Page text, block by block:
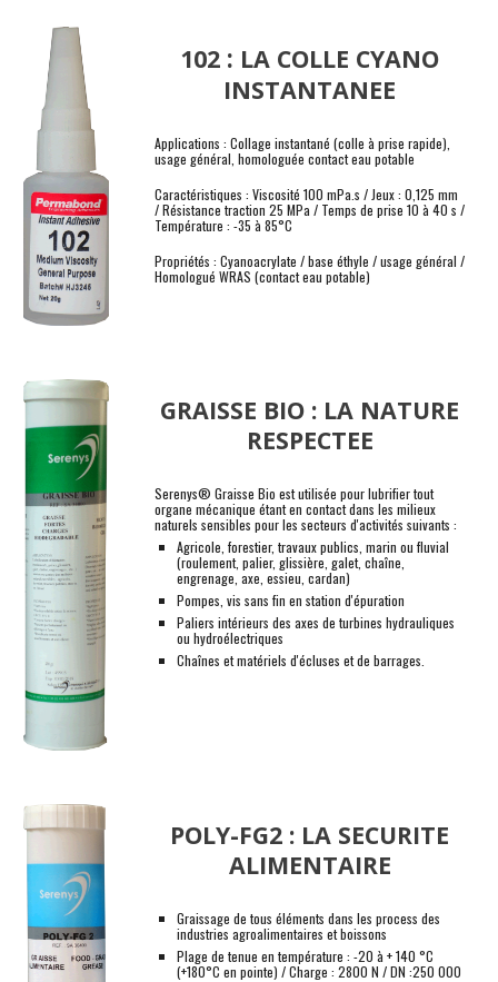
102 : LA COLLE CYANO
INSTANTANEE
Applications : Collage instantané (colle à prise rapide),
usage général, homologuée contact eau potable
Caractéristiques : Viscosité 100 mPa.s / Jeux : 0,125 mm
/ Résistance traction 25 MPa / Temps de prise 10 à 40 s /
Température : -35 à 85°C
Propriétés : Cyanoacrylate / base éthyle / usage général /
Homologué WRAS (contact eau potable)
GRAISSE BIO : LA NATURE
RESPECTEE
Serenys® Graisse Bio est utilisée pour lubrifier tout
organe mécanique étant en contact dans les milieux
naturels sensibles pour les secteurs d'activités suivants :
Agricole, forestier, travaux publics, marin ou fluvial
(roulement, palier, glissière, galet, chaîne,
engrenage, axe, essieu, cardan)
Pompes, vis sans fin en station d'épuration
Paliers intérieurs des axes de turbines hydrauliques
ou hydroélectriques
Chaînes et matériels d'écluses et de barrages.
POLY-FG2 : LA SECURITE
ALIMENTAIRE
Graissage de tous éléments dans les process des
industries agroalimentaires etboissons
Plage de tenue en température : -20 à + 140 °C
(+180°C en pointe) / Charge : 2800 N / DN :250 000